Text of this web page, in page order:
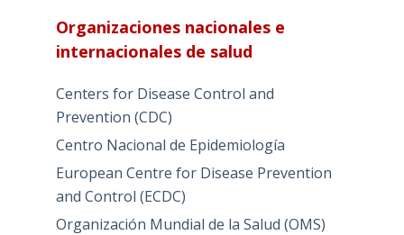
Organizaciones nacionales e
internacionales de salud
Centers for Disease Control and
Prevention (CDC)
Centro Nacional de Epidemiología
European Centre for Disease Prevention
and Control (ECDC)
Organización Mundial de la Salud (OMS)